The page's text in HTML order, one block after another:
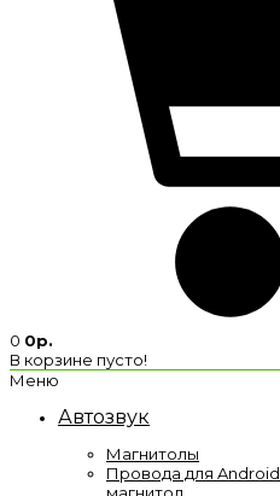
0 0р.
В корзине пусто!
Меню
Автозвук
Магнитолы
Провода для Android